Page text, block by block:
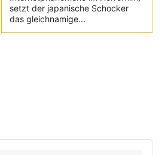
setzt der japanische Schocker
das gleichnamige...